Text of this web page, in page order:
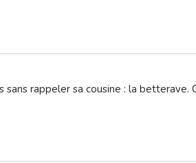
rappeler sa cousine : la betterave.